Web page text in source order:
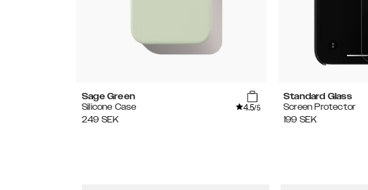
Sage Green
Silicone Case
4.5/5
249 SEK
Standard Glass
Screen Protector
199 SEK